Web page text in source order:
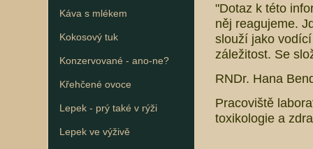
Káva s mlékem
Kokosový tuk
Konzervované - ano-ne?
Křehčené ovoce
Lepek - prý také v rýži
Lepek ve výživě
"Dotaz k této
něj reagujeme.
slouží jako
záležitost. Se
RNDr. Hana
Pracoviště
toxikologie a